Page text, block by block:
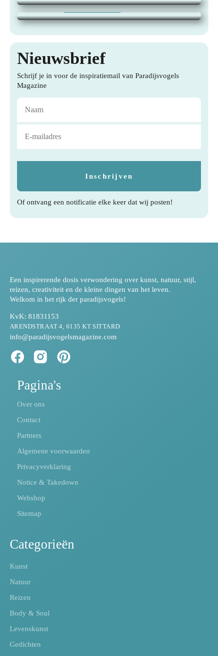
21 juli 2026 | TUINEN, WONEN,
Nieuwsbrief
Schrijf je in voor de inspiratiemail van Paradijsvogels
Magazine
Of ontvang een notificatie elke keer dat wij posten!
Een inspirerende dosis verwondering over kunst, natuur, stijl,
reizen, creativiteit en de kleine dingen van het leven.
Welkom in het rijk der paradijsvogels!
KvK: 81831153
ARENDSTRAAT 4, 6135 KT SITTARD
info@paradijsvogelsmagazine.com
Pagina's
Over ons
Contact
Partners
Algemene voorwaarden
Privacyverklaring
Notice & Takedown
Webshop
Sitemap
Categorieën
Kunst
Natuur
Reizen
Body & Soul
Levenskunst
Gedichten